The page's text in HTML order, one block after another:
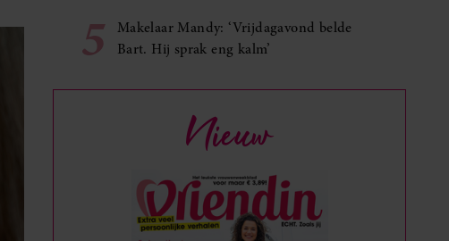
5
Makelaar Mandy: ‘Vrijdagavond belde
Bart. Hij sprak eng kalm’
Nieuw